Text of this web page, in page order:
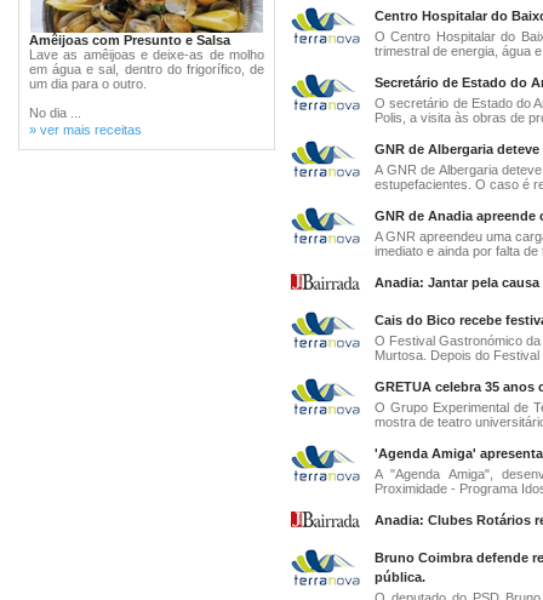
Amêijoas com Presunto e Salsa
Lave as amêijoas e deixe-as de molho
em água e sal, dentro do frigorífico, de
um dia para o outro.
No dia ...
» ver mais receitas
Centro Hospitalar do
O Centro Hospitalar do
trimestral de energia, água
Secretário de Estado do
O secretário de Estado do
Polis, a visita às obras de
GNR de Albergaria
A GNR de Albergaria
estupefacientes. O caso é
GNR de Anadia
A GNR apreendeu uma
imediato e ainda por falta de
Anadia: Jantar pela
Cais do Bico recebe
O Festival Gastronómico
Murtosa. Depois do
GRETUA celebra 35
O Grupo Experimental de
mostra de teatro
'Agenda Amiga'
A "Agenda Amiga",
Proximidade - Programa
Anadia: Clubes Rotários
Bruno Coimbra defende
pública.